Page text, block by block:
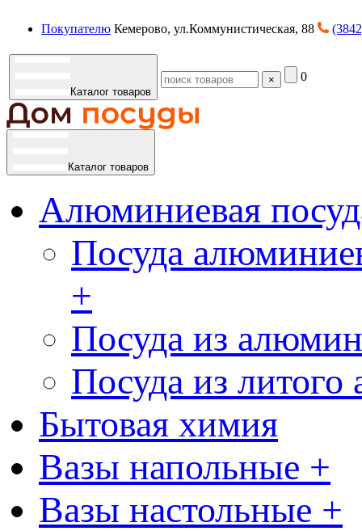
Покупателю Кемерово, ул.Коммунистическая, 88
Каталог товаров
× 0
Каталог товаров
Алюминиевая
Посуда
+
Посуда из
Посуда из
Бытовая химия
Вазы напольные +
Вазы настольные +